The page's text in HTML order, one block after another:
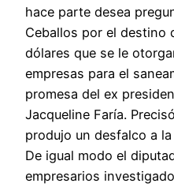
hace parte desea
Ceballos por el destino
dólares que se le
empresas para el
promesa del ex
Jacqueline Faría.
produjo un desfalco a
De igual modo el
empresarios